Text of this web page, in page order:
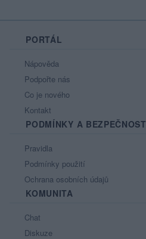
PORTÁL
Nápověda
Podpořte nás
Co je nového
Kontakt
PODMÍNKY A BEZPEČNOST
Pravidla
Podmínky použití
Ochrana osobních údajů
KOMUNITA
Chat
Diskuze